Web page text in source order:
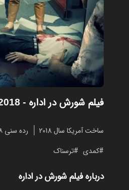
فیلم شورش در اداره - Office Uprising 2018
ساخت آمریکا سال 2018
رده سنی ۱۸+
کمدی
ترسناک
درباره فیلم شورش در اداره